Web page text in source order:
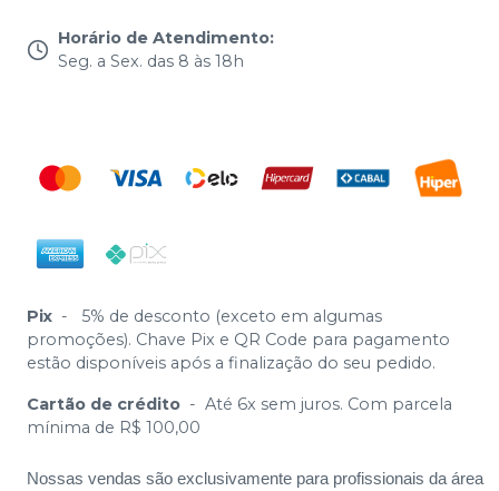
Horário de Atendimento:
Seg. a Sex. das 8 às 18h
Pix -
5% de desconto (exceto em algumas
promoções). Chave Pix e QR Code para pagamento
estão disponíveis após a finalização do seu pedido.
Cartão de crédito - Até 6x sem juros. Com parcela
mínima de R$ 100,00
Nossas vendas são exclusivamente para profissionais da área